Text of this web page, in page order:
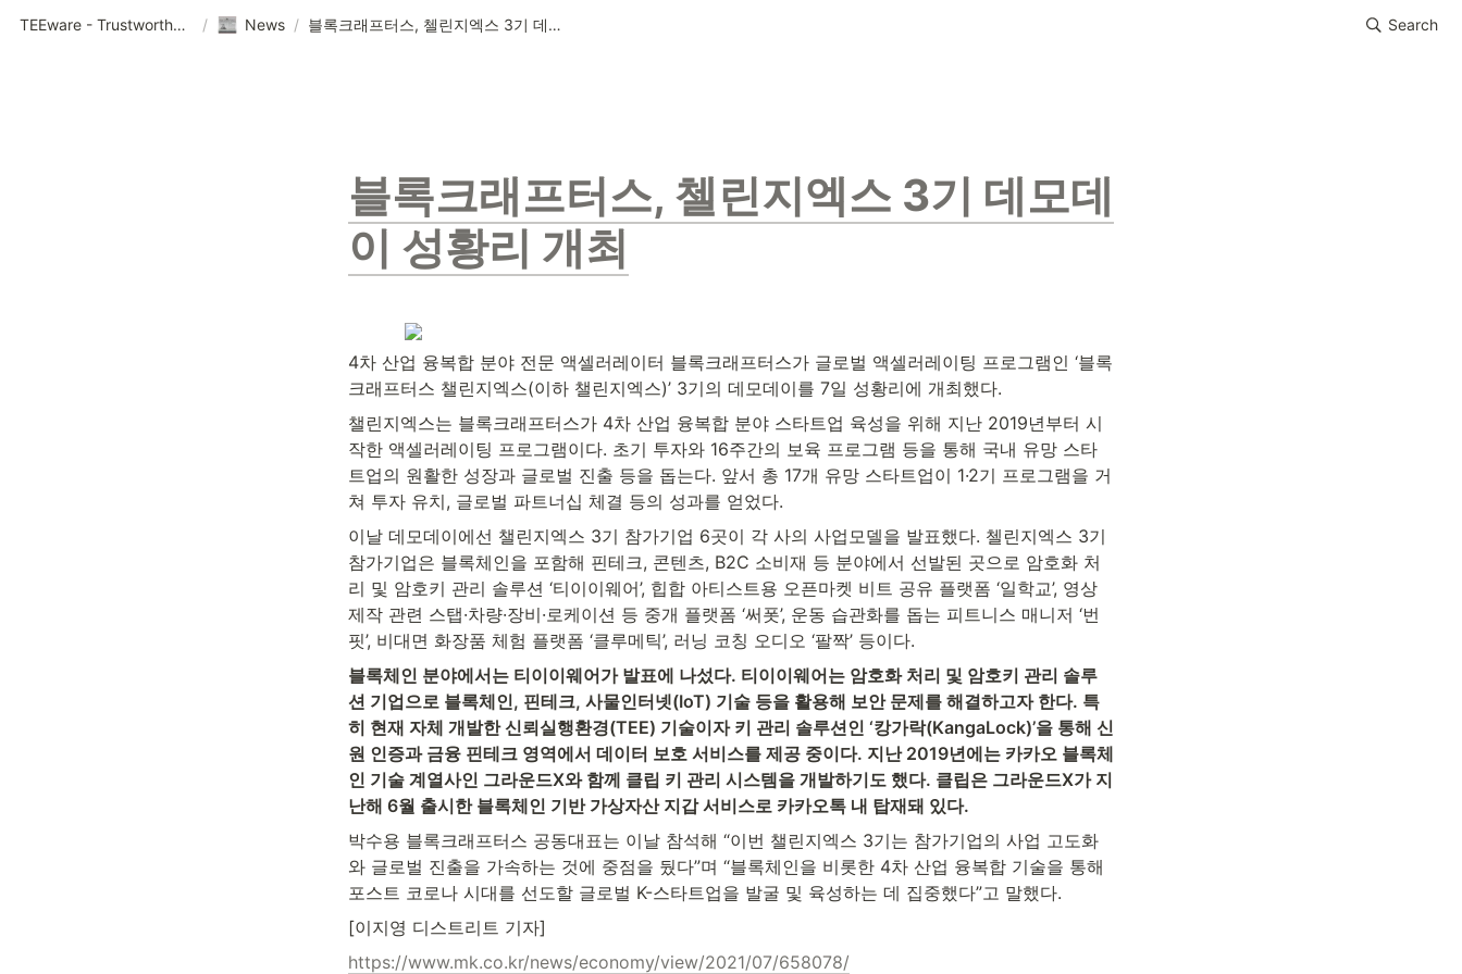
TEEware - Trustworthy Security Solution Provider / News / 블록크래프터스, 첼린지엑스 3기 데모데이 성황리 개최 Search
블록크래프터스, 첼린지엑스 3기 데모데
이 성황리 개최
4차 산업 융복합 분야 전문 액셀러레이터 블록크래프터스가 글로벌 액셀러레이팅 프로그램인 ‘블록
크래프터스 챌린지엑스(이하 챌린지엑스)’ 3기의 데모데이를 7일 성황리에 개최했다.
챌린지엑스는 블록크래프터스가 4차 산업 융복합 분야 스타트업 육성을 위해 지난 2019년부터 시
작한 액셀러레이팅 프로그램이다. 초기 투자와 16주간의 보육 프로그램 등을 통해 국내 유망 스타
트업의 원활한 성장과 글로벌 진출 등을 돕는다. 앞서 총 17개 유망 스타트업이 1·2기 프로그램을 거
쳐 투자 유치, 글로벌 파트너십 체결 등의 성과를 얻었다.
이날 데모데이에선 챌린지엑스 3기 참가기업 6곳이 각 사의 사업모델을 발표했다. 첼린지엑스 3기
참가기업은 블록체인을 포함해 핀테크, 콘텐츠, B2C 소비재 등 분야에서 선발된 곳으로 암호화 처
리 및 암호키 관리 솔루션 ‘티이이웨어’, 힙합 아티스트용 오픈마켓 비트 공유 플랫폼 ‘일학교’, 영상
제작 관련 스탭·차량·장비·로케이션 등 중개 플랫폼 ‘써폿’, 운동 습관화를 돕는 피트니스 매니저 ‘번
핏’, 비대면 화장품 체험 플랫폼 ‘클루메틱’, 러닝 코칭 오디오 ‘팔짝’ 등이다.
블록체인 분야에서는 티이이웨어가 발표에 나섰다. 티이이웨어는 암호화 처리 및 암호키 관리 솔루
션 기업으로 블록체인, 핀테크, 사물인터넷(IoT) 기술 등을 활용해 보안 문제를 해결하고자 한다. 특
히 현재 자체 개발한 신뢰실행환경(TEE) 기술이자 키 관리 솔루션인 ‘캉가락(KangaLock)’을 통해 신
원 인증과 금융 핀테크 영역에서 데이터 보호 서비스를 제공 중이다. 지난 2019년에는 카카오 블록체
인 기술 계열사인 그라운드X와 함께 클립 키 관리 시스템을 개발하기도 했다. 클립은 그라운드X가 지
난해 6월 출시한 블록체인 기반 가상자산 지갑 서비스로 카카오톡 내 탑재돼 있다.
박수용 블록크래프터스 공동대표는 이날 참석해 “이번 챌린지엑스 3기는 참가기업의 사업 고도화
와 글로벌 진출을 가속하는 것에 중점을 뒀다”며 “블록체인을 비롯한 4차 산업 융복합 기술을 통해
포스트 코로나 시대를 선도할 글로벌 K-스타트업을 발굴 및 육성하는 데 집중했다”고 말했다.
[이지영 디스트리트 기자]
https://www.mk.co.kr/news/economy/view/2021/07/658078/